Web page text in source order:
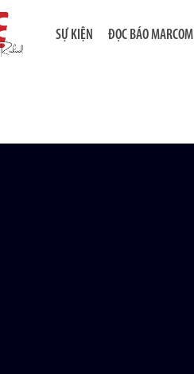
SỰ KIỆN ĐỌC BÁO MARCOM